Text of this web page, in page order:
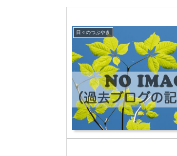
日々のつぶやき